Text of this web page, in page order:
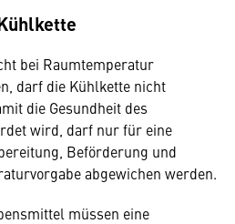
bei Raumtemperatur
darf die Kühlkette nicht
die Gesundheit des
wird, darf nur für eine
Beförderung und
abgewichen werden.
müssen eine